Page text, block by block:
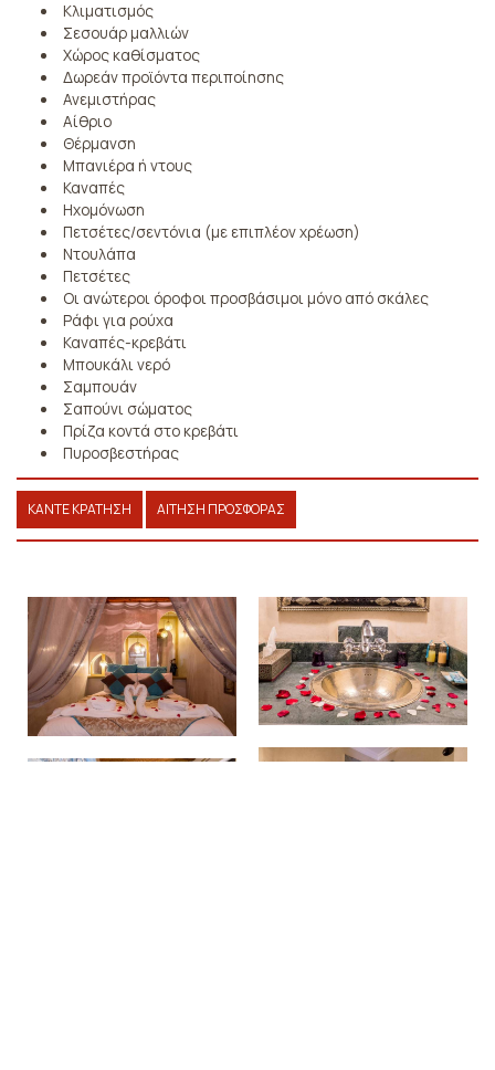
Κλιματισμός
Σεσουάρ μαλλιών
Χώρος καθίσματος
Δωρεάν προϊόντα περιποίησης
Ανεμιστήρας
Αίθριο
Θέρμανση
Μπανιέρα ή ντους
Καναπές
Ηχομόνωση
Πετσέτες/σεντόνια (με επιπλέον χρέωση)
Ντουλάπα
Πετσέτες
Οι ανώτεροι όροφοι προσβάσιμοι μόνο από σκάλες
Ράφι για ρούχα
Καναπές-κρεβάτι
Μπουκάλι νερό
Σαμπουάν
Σαπούνι σώματος
Πρίζα κοντά στο κρεβάτι
Πυροσβεστήρας
ΚΆΝΤΕ ΚΡΆΤΗΣΗ ΑΊΤΗΣΗ ΠΡΟΣΦΟΡΆΣ